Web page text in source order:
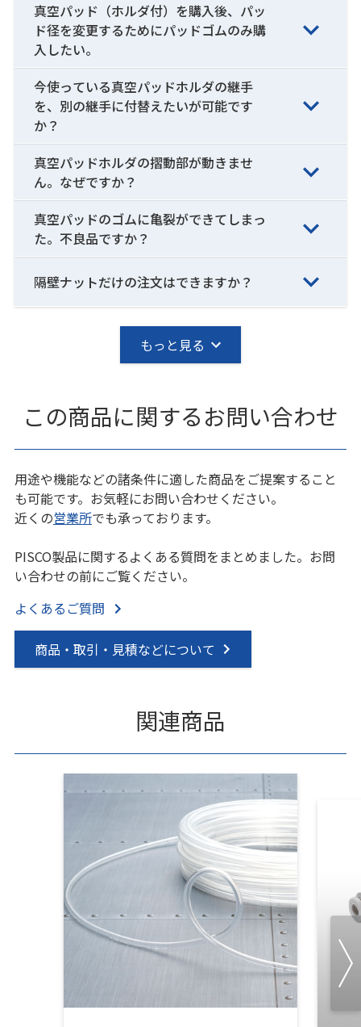
真空パッド（ホルダ付）を購入後、パッ
ド径を変更するためにパッドゴムのみ購
入したい。
今使っている真空パッドホルダの継手
を、別の継手に付替えたいが可能です
か？
真空パッドホルダの摺動部が動きませ
ん。なぜですか？
真空パッドのゴムに亀裂ができてしまっ
た。不良品ですか？
隔壁ナットだけの注文はできますか？
もっと見る
この商品に関するお問い合わせ
用途や機能などの諸条件に適した商品をご提案すること
も可能です。お気軽にお問い合わせください。
近くの営業所でも承っております。
PISCO製品に関するよくある質問をまとめました。お問
い合わせの前にご覧ください。
よくあるご質問
商品・取引・見積などについて
関連商品